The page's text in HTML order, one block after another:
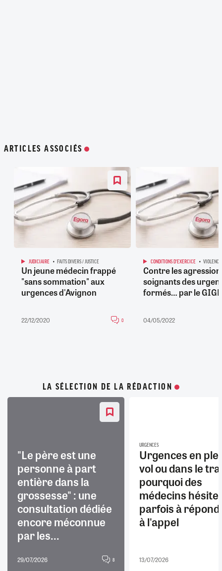
ARTICLES ASSOCIÉS
JUDICIAIRE FAITS DIVERS / JUSTICE
Un jeune médecin frappé
"sans sommation" aux
urgences d'Avignon
22/12/2020 0
CONDITIONS D'EXERCICE VIOLENCE
Contre les
soignants des
formés… par le
04/05/2022
LA SÉLECTION DE LA RÉDACTION
"Le père est une
personne à part
entière dans la
grossesse" : une
consultation dédiée
encore méconnue
par les...
29/07/2026 8
URGENCES
Urgences en
vol ou dans le
pourquoi des
médecins
parfois à
à l'appel
13/07/2026